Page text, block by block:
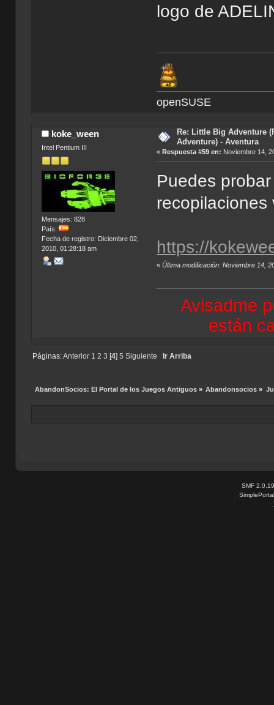
logo de
openSUSE
koke_ween
Intel Pentium III
Mensajes: 828
País:
Fecha de registro: Diciembre 02,
2010, 01:28:18 am
Re: Little Big Adventure
Adventure) - Aventura
« Respuesta #59 en: Noviembre 14,
Puedes
recopilaciones
https://
«Última modificación: Noviembre 14,
Avisadme
están
Páginas:Anterior 1 2 3 [4] 5 Siguiente Ir Arriba
AbandonSocios: El Portal de los Juegos Antiguos» Abandonsocios »
SMF 2.0.19